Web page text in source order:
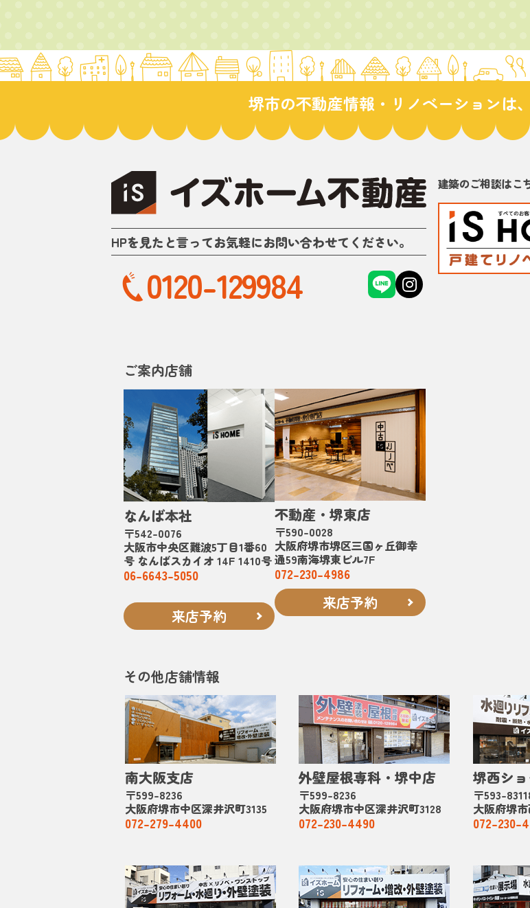
堺市の不動産情報・リノベーションは
HPを見たと言ってお気軽にお問い合わせてください。
0120-129984
建築のご相談はこ
ご案内店舗
なんば本社
〒542-0076
大阪市中央区難波5丁目1番60
号 なんばスカイオ 14F 1410号
06-6643-5050
来店予約
不動産・堺東店
〒590-0028
大阪府堺市堺区三国ヶ丘御幸
通59南海堺東ビル7F
072-230-4986
来店予約
その他店舗情報
南大阪支店
〒599-8236
大阪府堺市中区深井沢町3135
072-279-4400
外壁屋根専科・堺中店
〒599-8236
大阪府堺市中区深井沢町3128
072-230-4490
堺西シ
〒593-
大阪府堺
072-230-